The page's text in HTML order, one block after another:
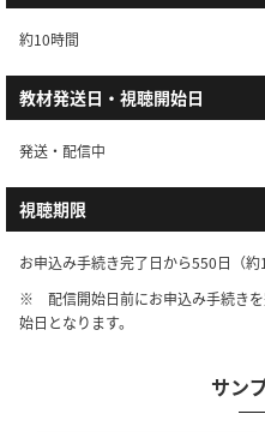
約10時間
教材発送日・視聴開始日
発送・配信中
視聴期限
お申込み手続き完了日から550日（約
※ 配信開始日前にお申込み手続きを
始日となります。
サン